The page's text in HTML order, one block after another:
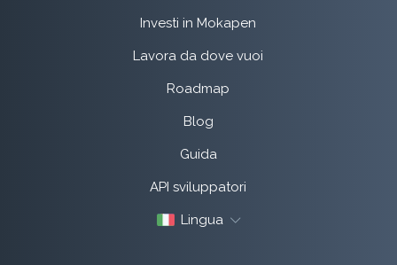
Investi in Mokapen
Lavora da dove vuoi
Roadmap
Blog
Guida
API sviluppatori
Lingua